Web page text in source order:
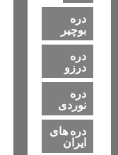
دره
بوچیر
دره
درزو
دره
نوردی
دره های
ایران